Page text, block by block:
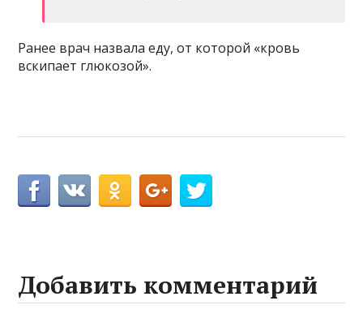
Ранее врач назвала еду, от которой «кровь
вскипает глюкозой».
Добавить комментарий